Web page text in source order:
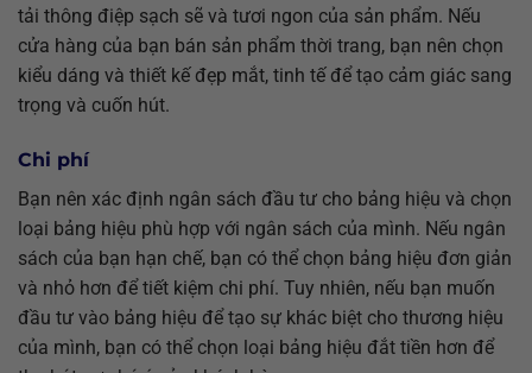
tải thông điệp sạch sẽ và tươi ngon của sản phẩm. Nếu
cửa hàng của bạn bán sản phẩm thời trang, bạn nên chọn
kiểu dáng và thiết kế đẹp mắt, tinh tế để tạo cảm giác sang
trọng và cuốn hút.
Chi phí
Bạn nên xác định ngân sách đầu tư cho bảng hiệu và chọn
loại bảng hiệu phù hợp với ngân sách của mình. Nếu ngân
sách của bạn hạn chế, bạn có thể chọn bảng hiệu đơn giản
và nhỏ hơn để tiết kiệm chi phí. Tuy nhiên, nếu bạn muốn
đầu tư vào bảng hiệu để tạo sự khác biệt cho thương hiệu
của mình, bạn có thể chọn loại bảng hiệu đắt tiền hơn để